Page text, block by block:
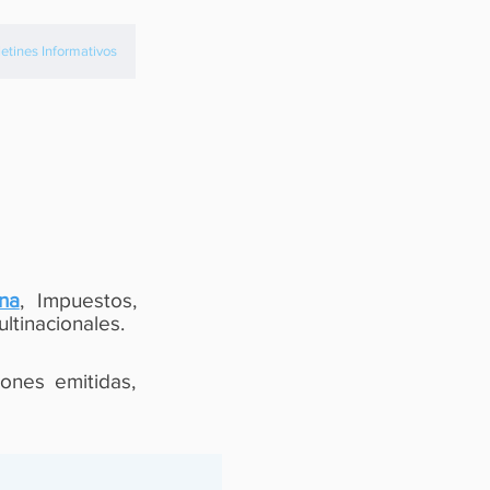
Informativos
, Impuestos,
emitidas,